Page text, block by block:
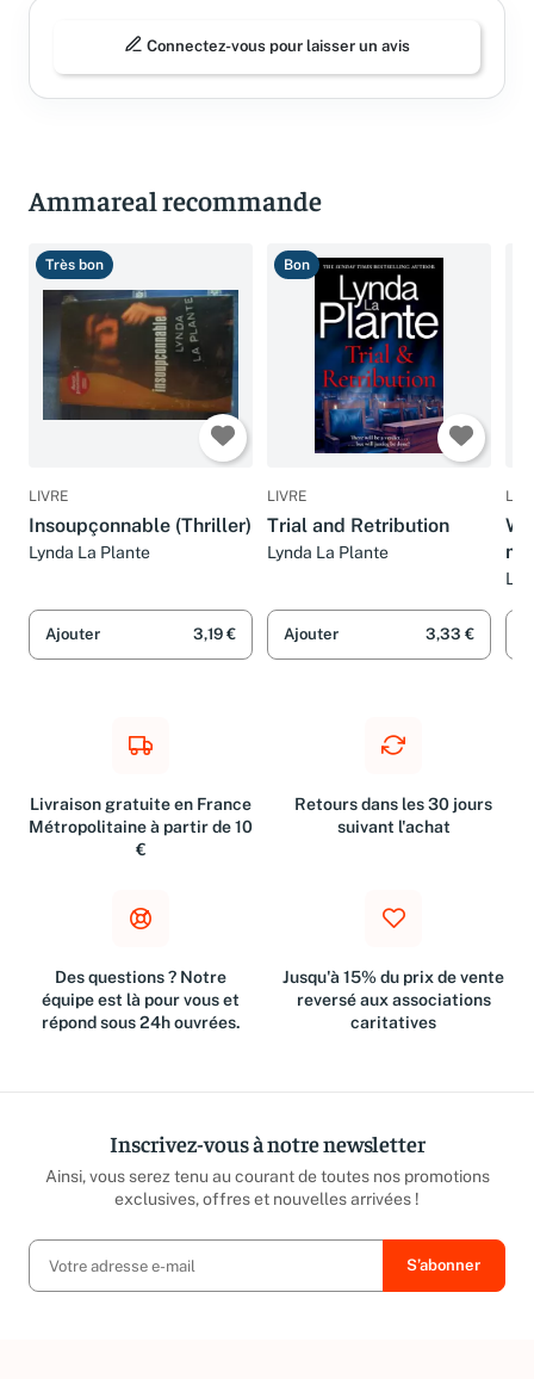
Connectez-vous pour laisser un avis
Ammareal recommande
Très bon
LIVRE
Insoupçonnable (Thriller)
Lynda La Plante
Ajouter 3,19 €
Bon
LIVRE
Trial and Retribution
Lynda La Plante
Ajouter 3,33 €
Livraison gratuite en France
Métropolitaine à partir de 10
€
Retours dans les 30 jours
suivant l'achat
Des questions ? Notre
équipe est là pour vous et
répond sous 24h ouvrées.
Jusqu'à 15% du prix de vente
reversé aux associations
caritatives
Inscrivez-vous à notre newsletter
Ainsi, vous serez tenu au courant de toutes nos promotions
exclusives, offres et nouvelles arrivées !